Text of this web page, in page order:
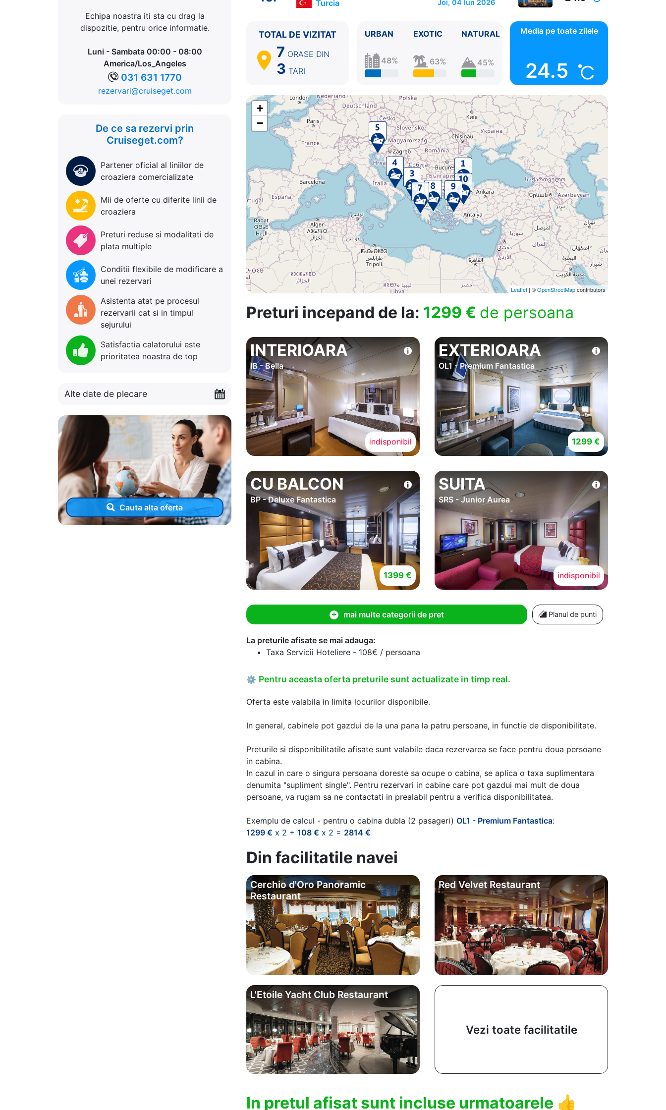
Echipa noastra iti sta cu drag la
dispozitie, pentru orice informatie.
Luni - Sambata 00:00 - 08:00
America/Los_Angeles
031 631 1770
rezervari@cruiseget.com
De ce sa rezervi prin
Cruiseget.com?
Partener oficial al liniilor de
croaziera comercializate
Mii de oferte cu diferite linii de
croaziera
Preturi reduse si modalitati de
plata multiple
Conditii flexibile de modificare a
unei rezervari
Asistenta atat pe procesul
rezervarii cat si in timpul
sejurului
Satisfactia calatorului este
prioritatea noastra de top
Alte date de plecare
Cauta alta oferta
10. Istanbul Turcia 10:00 - ⚓
Turcia
Joi, 04 Iun 2026
TOTAL DE VIZITAT
7 ORASE DIN
3 TARI
URBAN
48%
EXOTIC
63%
NATURAL
45%
Media pe toate zilele
24.5
+
−
Leaflet | ©OpenStreetMapcontributors
Preturi incepand de la: 1299 € de persoana
INTERIOARA
IB - Bella
indisponibil
EXTERIOARA
OL1 - Premium Fantastica
1299 €
CU BALCON
BP - Deluxe Fantastica
1399 €
SUITA
SRS - Junior Aurea
indisponibil
mai multe categorii de pret Planul de punti
La preturile afisate se mai adauga:
Taxa Servicii Hoteliere - 108€ / persoana
⚙ Pentru aceasta oferta preturile sunt actualizate in timp real.
Oferta este valabila in limita locurilor disponibile.
In general, cabinele pot gazdui de la una pana la patru persoane, in functie de disponibilitate.
Preturile si disponibilitatile afisate sunt valabile daca rezervarea se face pentru doua persoane
in cabina.
In cazul in care o singura persoana doreste sa ocupe o cabina, se aplica o taxa suplimentara
denumita "supliment single". Pentru rezervari in cabine care pot gazdui mai mult de doua
persoane, va rugam sa ne contactati in prealabil pentru a verifica disponibilitatea.
Exemplu de calcul - pentru o cabina dubla (2 pasageri) OL1 - Premium Fantastica:
1299 € x 2 + 108 € x 2 = 2814 €
Din facilitatile navei
Cerchio d'Oro Panoramic
Restaurant
Red Velvet Restaurant
L'Etoile Yacht Club Restaurant
Vezi toate facilitatile
In pretul afisat sunt incluse urmatoarele 👍